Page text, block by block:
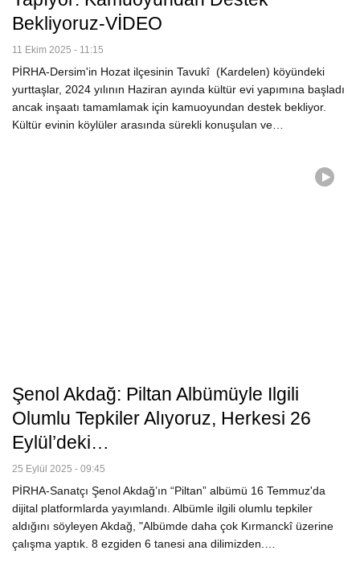
Bekliyoruz-VİDEO
11 Ekim 2025 - 11:15
PİRHA-Dersim'in Hozat ilçesinin Tavukî (Kardelen) köyündeki
yurttaşlar, 2024 yılının Haziran ayında kültür evi yapımına başladı
ancak inşaatı tamamlamak için kamuoyundan destek bekliyor.
Kültür evinin köylüler arasında sürekli konuşulan ve…
Şenol Akdağ: Piltan Albümüyle Ilgili
Olumlu Tepkiler Alıyoruz, Herkesi 26
Eylül’deki…
25 Eylül 2025 - 09:45
PİRHA-Sanatçı Şenol Akdağ’ın “Piltan” albümü 16 Temmuz'da
dijital platformlarda yayımlandı. Albümle ilgili olumlu tepkiler
aldığını söyleyen Akdağ, "Albümde daha çok Kırmanckî üzerine
çalışma yaptık. 8 ezgiden 6 tanesi ana dilimizden.…